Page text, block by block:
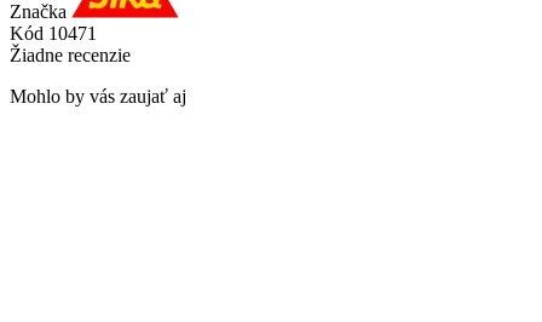
Značka
Kód 10471
Žiadne recenzie
Mohlo by vás zaujať aj